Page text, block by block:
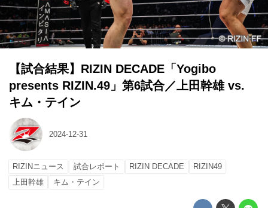
【試合結果】RIZIN DECADE「Yogibo
presents RIZIN.49」第6試合／上田幹雄 vs.
キム・テイン
2024-12-31
RIZINニュース 試合レポート RIZIN DECADE
RIZIN49
上田幹雄
キム・テイン